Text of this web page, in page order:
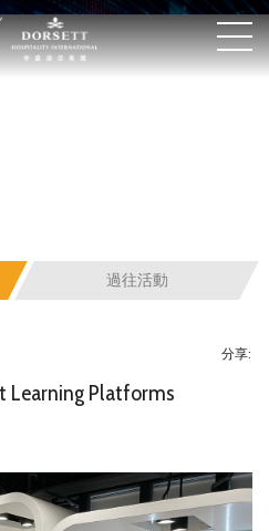
過往活動
分享:
Learning Platforms